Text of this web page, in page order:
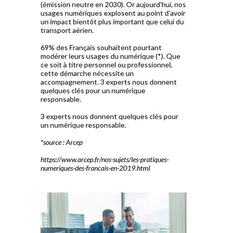
(émission neutre en 2030). Or aujourd'hui, nos
usages numériques explosent au point d'avoir
un impact bientôt plus important que celui du
transport aérien.
69% des Français souhaitent pourtant
modérer leurs usages du numérique (*). Que
ce soit à titre personnel ou professionnel,
cette démarche nécessite un
accompagnement. 3 experts nous donnent
quelques clés pour un numérique
responsable.
3 experts nous donnent quelques clés pour
un numérique responsable.
*source : Arcep
https://www.arcep.fr/nos-sujets/les-pratiques-
numeriques-des-francais-en-2019.html